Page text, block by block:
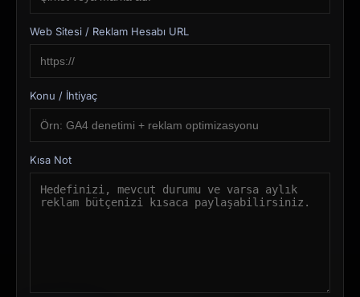
Web Sitesi / Reklam Hesabı URL
Konu / İhtiyaç
Kısa Not